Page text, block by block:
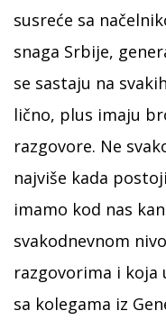
susreće sa
snaga Srbije,
se sastaju na
lično, plus imaju
razgovore. Ne
najviše kada
imamo kod nas
svakodnevnom
razgovorima i koja
sa kolegama iz